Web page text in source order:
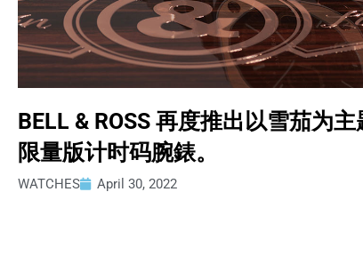
BELL & ROSS 再度推出以雪茄为
限量版计时码腕錶。
WATCHES April 30, 2022